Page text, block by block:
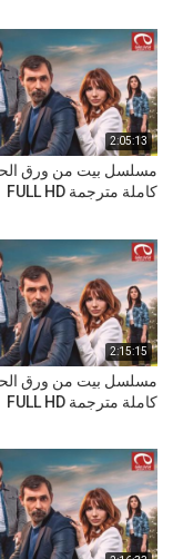
2:05:13
كاملة مترجمة FULL HD
2:15:15
كاملة مترجمة FULL HD